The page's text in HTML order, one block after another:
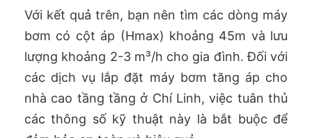
Với kết quả trên, bạn nên tìm các dòng máy
bơm có cột áp (Hmax) khoảng 45m và lưu
lượng khoảng 2-3 m³/h cho gia đình. Đối với
các dịch vụ lắp đặt máy bơm tăng áp cho
nhà cao tầng tầng ở Chí Linh, việc tuân thủ
các thông số kỹ thuật này là bắt buộc để